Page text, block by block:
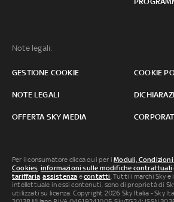
Note legali:
GESTIONE COOKIE COOKIE
NOTE LEGALI
OFFERTA SKY MEDIA
Per il consumatore clicca qui per iModuli,
Cookies, informazioni sulle modifiche contrattuali
tariffaria,assistenza econtatti. Tutti i marchi Sky
intellettuale in essi contenuti, sono di proprietà di
utilizzati su licenza. Copyright 2026 Sky Italia - Sky